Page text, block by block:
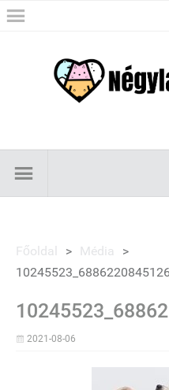
Főoldal > Média
>
2021-08-06